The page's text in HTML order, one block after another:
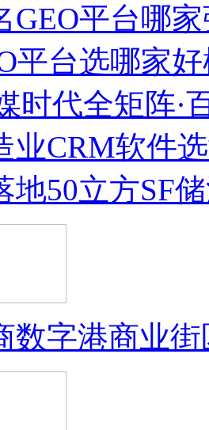
GEO平台哪
平台选哪家
时代全矩阵·
业CRM软件
地50立方SF
数字港商业